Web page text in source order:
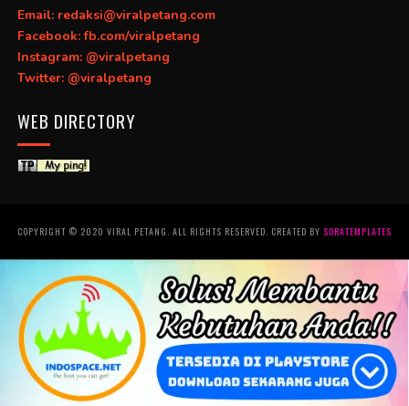
Email: redaksi@viralpetang.com
Facebook: fb.com/viralpetang
Instagram: @viralpetang
Twitter: @viralpetang
WEB DIRECTORY
COPYRIGHT © 2020 VIRAL PETANG. ALL RIGHTS RESERVED. CREATED BY SORATEMPLATES